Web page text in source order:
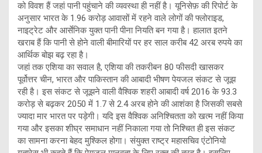
को विवश हैं जहां पानी पहुंचाने की व्यवस्था ही नहीं है। यूनिसेफ़ की रिपोर्ट के
अनुसार भारत के 1.96 करोड़ आवासों में रहने वाले लोगों की फ्लोराइड,
नाइट्रेट और आर्सेनिक युक्त पानी पीना नियति बन गया है। हालात इतने
खराब हैं कि पानी से होने वाली बीमारियों पर हर साल करीब 42 अरब रुपये का
आर्थिक बोझ बढ़ रहा है।
जहां तक एशिया का सवाल है, एशिया की तकरीबन 80 फीसदी खासकर
पूर्वोत्तर चीन, भारत और पाकिस्तान की आबादी भीषण पेयजल संकट से जूझ
रही है। इस संकट से जूझने वाली वैश्विक शहरी आबादी वर्ष 2016 के 93.3
करोड़ से बढ़कर 2050 में 1.7 से 2.4 अरब होने की आशंका है जिसकी सबसे
ज्यादा मार भारत पर पड़ेगी। यदि इस वैश्विक अनिश्चितता को खत्म नहीं किया
गया और इसका शीघ्र समाधान नहीं निकाला गया तो निश्चित ही इस संकट
का सामना करना बेहद मुश्किल होगा। संयुक्त राष्ट्र महासचिव एंटोनियो